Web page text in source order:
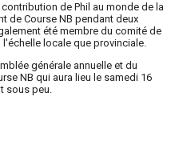
de Phil au monde de la
de Course NB pendant deux
été membre du comité de
locale que provinciale.
générale annuelle et du
NB qui aura lieu le samedi 16
sous peu.